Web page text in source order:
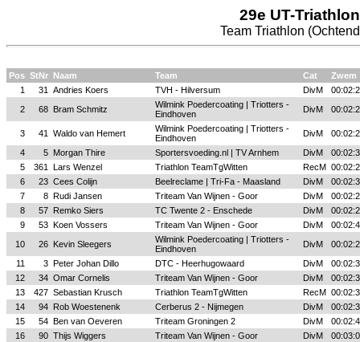
29e UT-
Team Triathlon
Pos StNr Naam Team Cat
Zwem
1
31 Andries Koers TVH - Hilversum DivM
2
68 Bram Schmitz
Wilmink Poedercoating | Triotters -
Eindhoven
DivM
3 41 Waldo van Hemert
Wilmink Poedercoating | Triotters -
Eindhoven
DivM
4
5 Morgan Thire Sportersvoeding.nl | TV Arnhem DivM
5
361 Lars Wenzel Triathlon TeamTgWitten RecM
6
23 Cees Colijn Beelreclame | Tri-Fa - Maasland DivM
7
8 Rudi Jansen Triteam Van Wijnen - Goor DivM
8
57 Remko Siers TC Twente 2 - Enschede DivM
9
53 Koen Vossers Triteam Van Wijnen - Goor DivM
10
26 Kevin Sleegers
Wilmink Poedercoating | Triotters -
Eindhoven
DivM
11
3 Peter Johan Dillo DTC - Heerhugowaard DivM
12
34 Omar Cornelis Triteam Van Wijnen - Goor DivM
13
427 Sebastian Krusch Triathlon TeamTgWitten RecM
14
94 Rob Woestenenk Cerberus 2 - Nijmegen DivM
15
54 Ben van Oeveren Triteam Groningen 2 DivM
16
90 Thijs Wiggers Triteam Van Wijnen - Goor DivM